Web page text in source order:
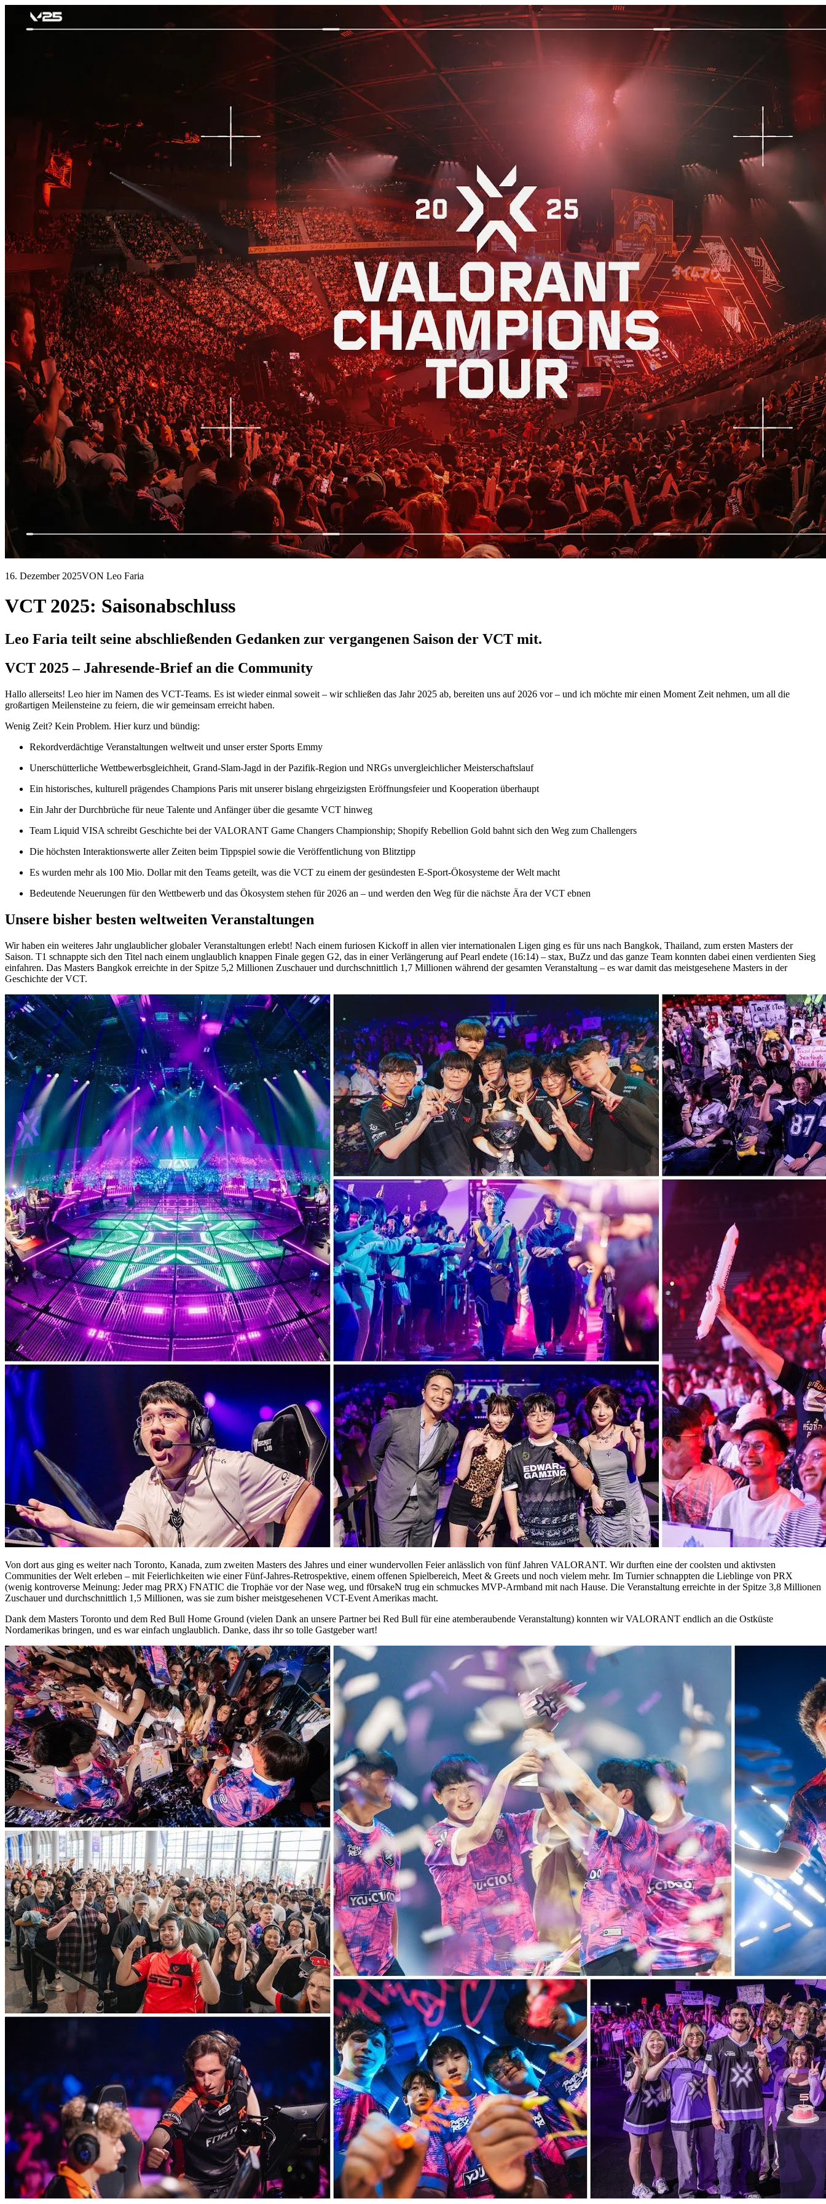
16. Dezember 2025VON Leo Faria
VCT 2025: Saisonabschluss
Leo Faria teilt seine abschließenden Gedanken zur vergangenen Saison der VCT mit.
VCT 2025 – Jahresende-Brief an die Community
Hallo allerseits! Leo hier im Namen des VCT-Teams. Es ist wieder einmal soweit – wir schließen das Jahr 2025 ab, bereiten uns auf 2026 vor – und ich möchte mir einen Moment Zeit nehmen, um all die
großartigen Meilensteine zu feiern, die wir gemeinsam erreicht haben.
Wenig Zeit? Kein Problem. Hier kurz und bündig:
Rekordverdächtige Veranstaltungen weltweit und unser erster Sports Emmy
Unerschütterliche Wettbewerbsgleichheit, Grand-Slam-Jagd in der Pazifik-Region und NRGs unvergleichlicher Meisterschaftslauf
Ein historisches, kulturell prägendes Champions Paris mit unserer bislang ehrgeizigsten Eröffnungsfeier und Kooperation überhaupt
Ein Jahr der Durchbrüche für neue Talente und Anfänger über die gesamte VCT hinweg
Team Liquid VISA schreibt Geschichte bei der VALORANT Game Changers Championship; Shopify Rebellion Gold bahnt sich den Weg zum Challengers
Die höchsten Interaktionswerte aller Zeiten beim Tippspiel sowie die Veröffentlichung von Blitztipp
Es wurden mehr als 100 Mio. Dollar mit den Teams geteilt, was die VCT zu einem der gesündesten E-Sport-Ökosysteme der Welt macht
Bedeutende Neuerungen für den Wettbewerb und das Ökosystem stehen für 2026 an – und werden den Weg für die nächste Ära der VCT ebnen
Unsere bisher besten weltweiten Veranstaltungen
Wir haben ein weiteres Jahr unglaublicher globaler Veranstaltungen erlebt! Nach einem furiosen Kickoff in allen vier internationalen Ligen ging es für uns nach Bangkok, Thailand, zum ersten Masters der
Saison. T1 schnappte sich den Titel nach einem unglaublich knappen Finale gegen G2, das in einer Verlängerung auf Pearl endete (16:14) – stax, BuZz und das ganze Team konnten dabei einen verdienten Sieg
einfahren. Das Masters Bangkok erreichte in der Spitze 5,2 Millionen Zuschauer und durchschnittlich 1,7 Millionen während der gesamten Veranstaltung – es war damit das meistgesehene Masters in der
Geschichte der VCT.
Von dort aus ging es weiter nach Toronto, Kanada, zum zweiten Masters des Jahres und einer wundervollen Feier anlässlich von fünf Jahren VALORANT. Wir durften eine der coolsten und aktivsten
Communities der Welt erleben – mit Feierlichkeiten wie einer Fünf-Jahres-Retrospektive, einem offenen Spielbereich, Meet & Greets und noch vielem mehr. Im Turnier schnappten die Lieblinge von PRX
(wenig kontroverse Meinung: Jeder mag PRX) FNATIC die Trophäe vor der Nase weg, und f0rsakeN trug ein schmuckes MVP-Armband mit nach Hause. Die Veranstaltung erreichte in der Spitze 3,8 Millionen
Zuschauer und durchschnittlich 1,5 Millionen, was sie zum bisher meistgesehenen VCT-Event Amerikas macht.
Dank dem Masters Toronto und dem Red Bull Home Ground (vielen Dank an unsere Partner bei Red Bull für eine atemberaubende Veranstaltung) konnten wir VALORANT endlich an die Ostküste
Nordamerikas bringen, und es war einfach unglaublich. Danke, dass ihr so tolle Gastgeber wart!